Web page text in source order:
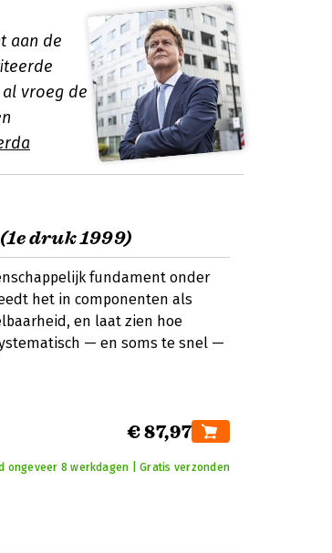
aan de
vroeg de
druk 1999)
fundament onder
het in componenten als
en laat zien hoe
— en soms te snel —
€ 87,97
ongeveer 8 werkdagen | Gratis verzonden